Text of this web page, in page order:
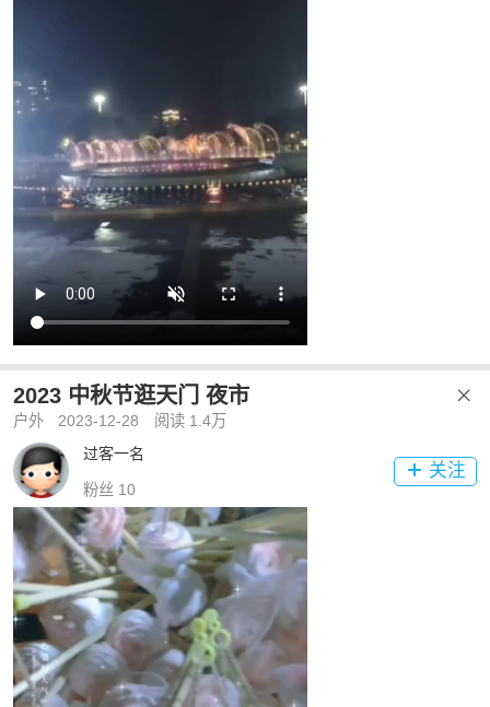
2023 中秋节逛天门 夜市 
户外 2023-12-28
阅读 1.4万
过客一名
粉丝 10
 关注